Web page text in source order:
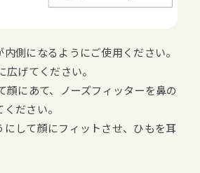
側になるようにご使用ください。
げてください。
にあて、ノーズフィッターを鼻の
ださい。
して顔にフィットさせ、ひもを耳